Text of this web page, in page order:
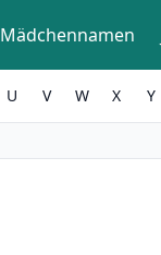
Mädchennamen
U V W X Y